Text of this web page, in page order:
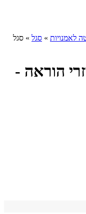
לאמנויות » סגל » סגל
הוראה -